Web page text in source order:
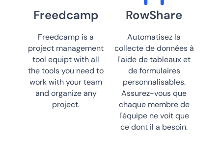
Freedcamp
Freedcamp is a
project management
tool equipt with all
the tools you need to
work with your team
and organize any
project.
RowShare
Automatisez la
collecte de données à
l'aide de tableaux et
de formulaires
personnalisables.
Assurez-vous que
chaque membre de
l'équipe ne voit que
ce dont il a besoin.